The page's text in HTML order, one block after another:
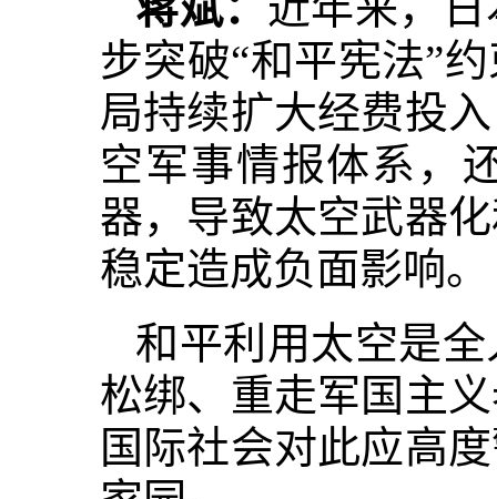
步突破“和平宪法”
局持续扩大经费投
空军事情报体系，
器，导致太空武器
稳定造成负面影响。
和平利用太空是
松绑、重走军国主
国际社会对此应高